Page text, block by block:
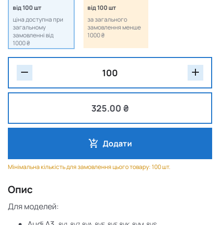
від 100 шт
ціна доступна при
загальному
замовленні від
1000 ₴
від 100 шт
за загального
замовлення менше
1000 ₴
325.00 ₴
Додати
Мінімальна кількість для замовлення цього товару: 100 шт.
Опис
Для моделей: